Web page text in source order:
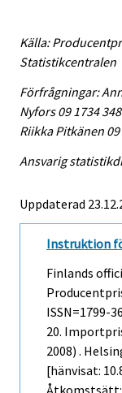
Källa:
Statistikcentralen
Förfrågningar:
Nyfors 09 1734
Riikka Pitkänen 09
Ansvarig
Uppdaterad
Instruktion
Finlands
ISSN=1799-
20.
2008) .
[hänvisat: